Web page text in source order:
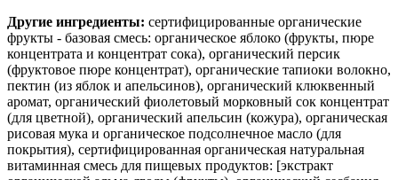
Другие ингредиенты: сертифицированные органические
фрукты - базовая смесь: органическое яблоко (фрукты, пюре
концентрата и концентрат сока), органический персик
(фруктовое пюре концентрат), органические тапиоки волокно,
пектин (из яблок и апельсинов), органический клюквенный
аромат, органический фиолетовый морковный сок концентрат
(для цветной), органический апельсин (кожура), органическая
рисовая мука и органическое подсолнечное масло (для
покрытия), сертифицированная органическая натуральная
витаминная смесь для пищевых продуктов: [экстракт